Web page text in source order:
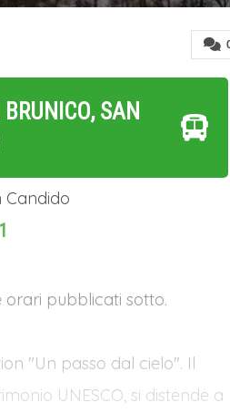
SAN
Candido
orari pubblicati sotto.
"Un passo dal cielo". Il
UNESCO, si distende a